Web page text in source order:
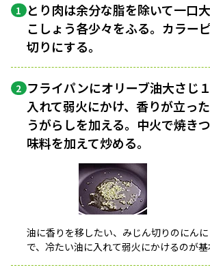
1 とり肉は余分な脂を除いて一口大
こしょう各少々をふる。カラー
切りにする。
2 フライパンにオリーブ油大さじ
入れて弱火にかけ、香りが立っ
うがらしを加える。中火で焼き
味料を加えて炒める。
油に香りを移したい、みじん切りのにん
で、冷たい油に入れて弱火にかけるのが基